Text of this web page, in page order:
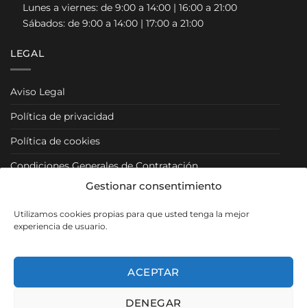
Gestionar consentimiento
Utilizamos cookies propias para que usted tenga la mejor
experiencia de usuario.
ACEPTAR
DENEGAR
Lunes a viernes: de 9:00 a 14:00 | 16:00 a 21:00
Sábados: de 9:00 a 14:00 | 17:00 a 21:00
LEGAL
Aviso Legal
Política de privacidad
Política de cookies
Condiciones Generales de Contratación
Condiciones Particulares
Política de Venta y Cancelación/Devolución